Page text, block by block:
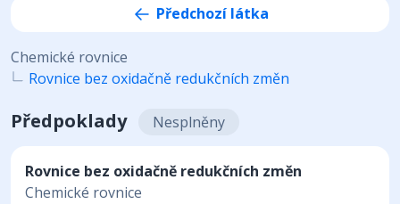
Předchozí látka
Chemické rovnice
Rovnice bez oxidačně redukčních změn
Předpoklady Nesplněny
Rovnice bez oxidačně redukčních změn
Chemické rovnice